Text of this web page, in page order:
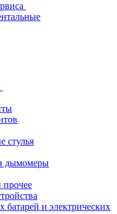
стулья
дымомеры
батарей и электрических